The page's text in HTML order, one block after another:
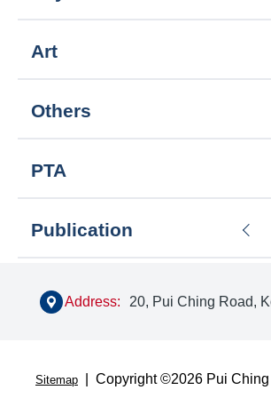
Art
Others
PTA
Publication
Address: 20, Pui Ching Road,
Sitemap | Copyright ©2026 Pui